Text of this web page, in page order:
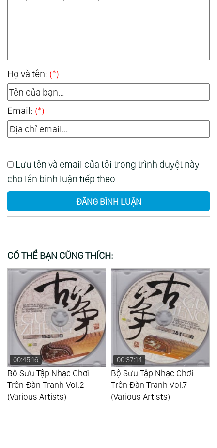
Họ và tên: (*)
Email: (*)
Lưu tên và email của tôi trong trình duyệt này
cho lần bình luận tiếp theo
ĐĂNG BÌNH LUẬN
CÓ THỂ BẠN CŨNG THÍCH:
00:37:14
Bộ Sưu Tập Nhạc Chơi
Trên Đàn Tranh Vol.7
(Various Artists)
00:40:29
Bộ Sưu Tập Nhạc Chơi
Trên Đàn Tranh Vol.8
(Various Artists)